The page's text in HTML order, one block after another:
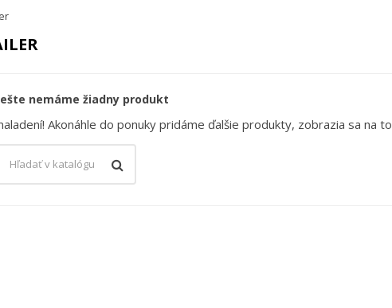
nemáme žiadny produkt
Akonáhle do ponuky pridáme ďalšie produkty, zobrazia sa na